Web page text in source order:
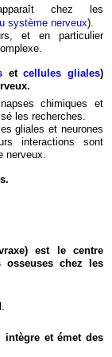
chez les
système nerveux).
et en particulier
etcellules gliales)
chimiques et
les recherches.
gliales et neurones
interactions sont
nerveux.
est le centre
osseuses chez les
intègre et émet des